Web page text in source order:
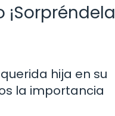
hija en su
la importancia